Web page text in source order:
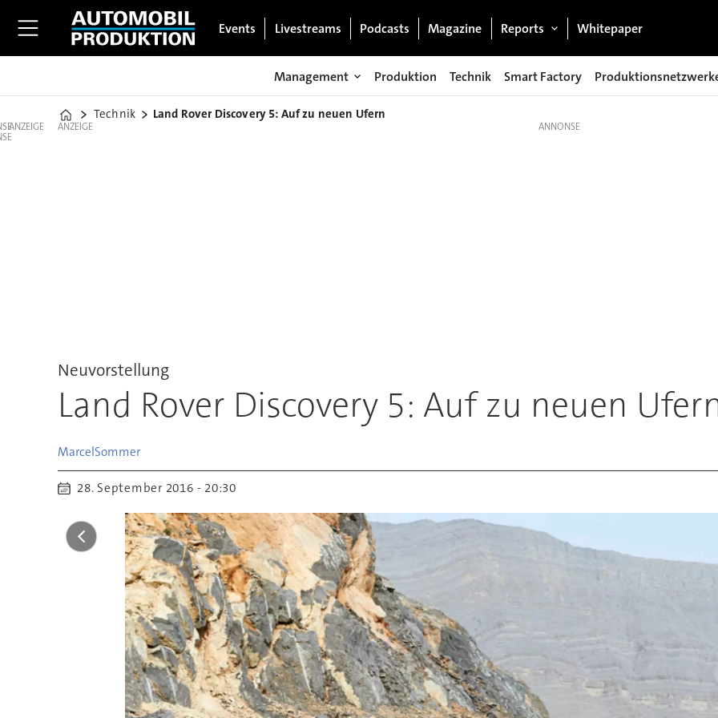
Events Livestreams Podcasts Magazine Reports Whitepaper
Management Produktion Technik Smart Factory
Home
Technik Land Rover Discovery 5: Auf zu neuen Ufern
ANZEIGE ANZEIGE
Neuvorstellung
Land Rover Discovery 5: Auf zu neuen
MarcelSommer
28. September 2016 - 20:30